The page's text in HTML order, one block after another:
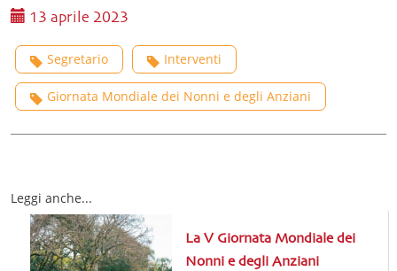
13 aprile 2023
Segretario Interventi
Giornata Mondiale dei Nonni e degli Anziani
Leggi anche...
La V Giornata Mondiale dei
Nonni e degli Anziani